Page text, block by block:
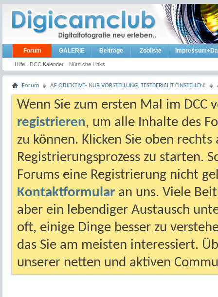
Forum
Hilfe DCC Kalender Nützliche Links
GALERIE Beiträge Zooliste
Forum AF OBJEKTIVE- NUR VORSTELLUNG, TESTBERICHT EINSTELLEN!
Wenn Sie zum ersten Mal im DCC
registrieren, um alle Inhalte des
zu können. Klicken Sie oben
Registrierungsprozess zu starten.
Forums eine Registrierung nicht
Kontaktformular an uns. Viele
aber ein lebendiger Austausch
oft, einige Dinge besser zu
das Sie am meisten interessiert.
unserer netten und aktiven